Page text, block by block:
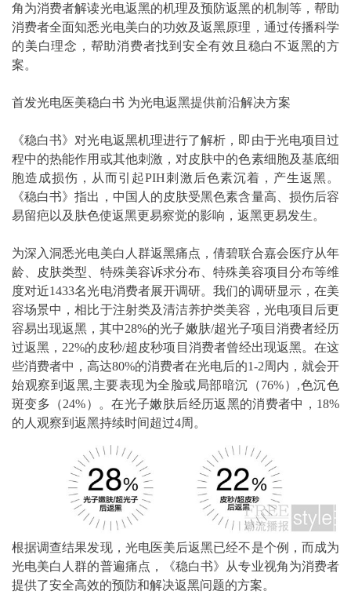
角为消费者解读光电返黑的机理及预防返黑的机制等，帮助
消费者全面知悉光电美白的功效及返黑原理，通过传播科学
的美白理念，帮助消费者找到安全有效且稳白不返黑的方
案。
首发光电医美稳白书 为光电返黑提供前沿解决方案
《稳白书》对光电返黑机理进行了解析，即由于光电项目过
程中的热能作用或其他刺激，对皮肤中的色素细胞及基底细
胞造成损伤，从而引起PIH刺激后色素沉着，产生返黑。
《稳白书》指出，中国人的皮肤受黑色素含量高、损伤后容
易留疤以及肤色使返黑更易察觉的影响，返黑更易发生。
为深入洞悉光电美白人群返黑痛点，倩碧联合嘉会医疗从年
龄、皮肤类型、特殊美容诉求分布、特殊美容项目分布等维
度对近1433名光电消费者展开调研。我们的调研显示，在美
容场景中，相比于注射类及清洁养护类美容，光电项目后更
容易出现返黑，其中28%的光子嫩肤/超光子项目消费者经历
过返黑，22%的皮秒/超皮秒项目消费者曾经出现返黑。在这
些消费者中，高达80%的消费者在光电后的1-2周内，就会开
始观察到返黑,主要表现为全脸或局部暗沉（76%）,色沉色
斑变多（24%）。在光子嫩肤后经历返黑的消费者中，18%
的人观察到返黑持续时间超过4周。
根据调查结果发现，光电医美后返黑已经不是个例，而成为
光电美白人群的普遍痛点，《稳白书》从专业视角为消费者
提供了安全高效的预防和解决返黑问题的方案。